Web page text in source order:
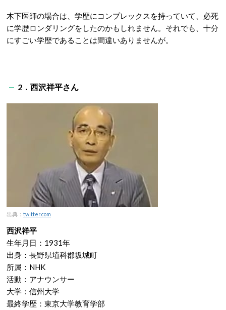
木下医師の場合は、学歴にコンプレックスを持っていて、必死
に学歴ロンダリングをしたのかもしれません。それでも、十分
にすごい学歴であることは間違いありませんが。
2．西沢祥平さん
出典： twitter.com
西沢祥平
生年月日：1931年
出身：長野県埴科郡坂城町
所属：NHK
活動：アナウンサー
大学：信州大学
最終学歴：東京大学教育学部